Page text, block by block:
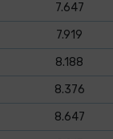
7.647
7.919
8.188
8.376
8.647